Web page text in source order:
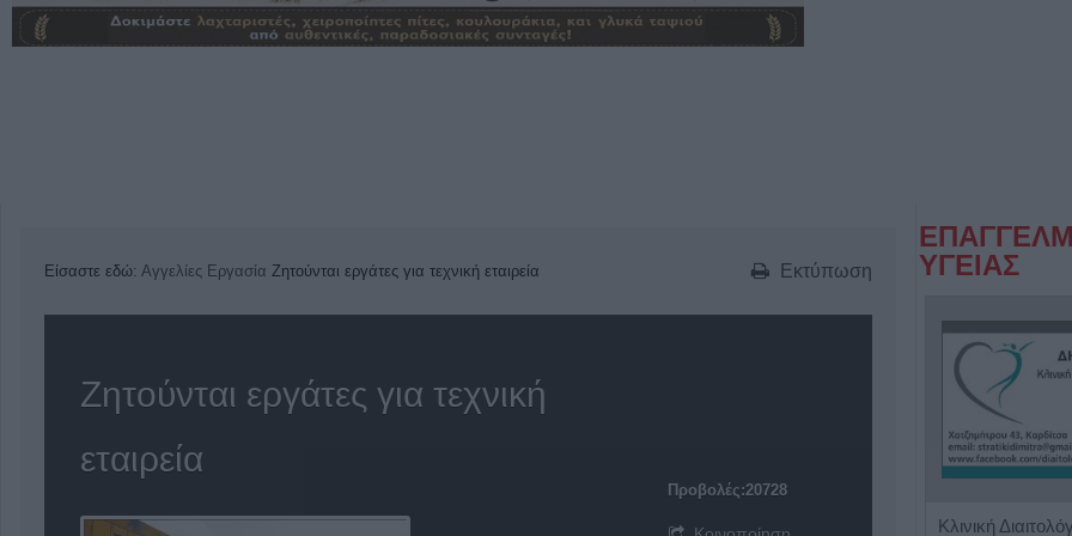
Εκτύπωση
Είσαστε εδώ: Αγγελίες Εργασία Ζητούνται εργάτες για τεχνική εταιρεία
Ζητούνται εργάτες για τεχνική
εταιρεία
Προβολές:20728
ΥΓΕΙΑΣ